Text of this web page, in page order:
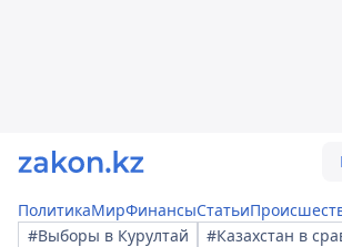
ПолитикаМирФинансыСтатьи
#Выборы в Курултай
#Казахстан в